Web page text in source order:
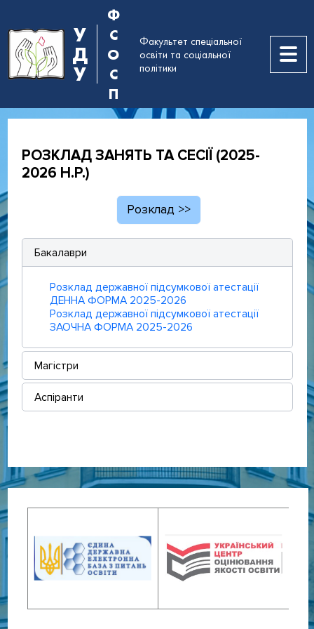
У
Д
У
Ф
С
О
С
П
Факультет спеціальної
освіти та соціальної
політики
РОЗКЛАД ЗАНЯТЬ ТА СЕСІЇ (2025-
2026 Н.Р.)
Розклад >>
Бакалаври
Розклад державної підсумкової атестації
ДЕННА ФОРМА 2025-2026
Розклад державної підсумкової атестації
ЗАОЧНА ФОРМА 2025-2026
Магістри
Аспіранти